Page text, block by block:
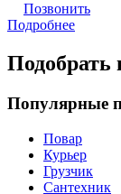
Позвонить
Подробнее
Подобрать
Популярные
Повар
Курьер
Грузчик
Сантехник